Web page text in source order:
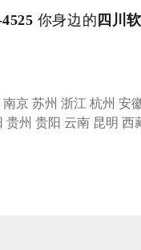
你身边的 四川
南京苏州 浙江杭州 安
贵州 贵阳 云南 昆明 西